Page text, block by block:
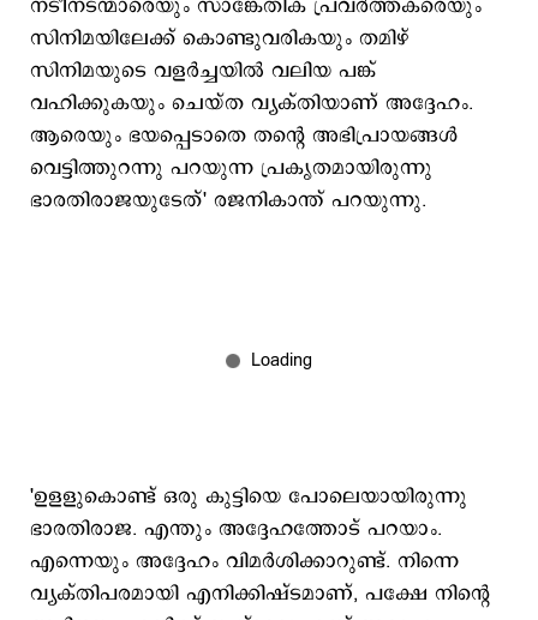
നടീനടന്മാരെയും സാങ്കേതിക പ്രവർത്തകരെയും
സിനിമയിലേക്ക് കൊണ്ടുവരികയും തമിഴ്
സിനിമയുടെ വളർച്ചയിൽ വലിയ പങ്ക്
വഹിക്കുകയും ചെയ്ത വ്യക്തിയാണ് അദ്ദേഹം.
ആരെയും ഭയപ്പെടാതെ തന്‍റെ അഭിപ്രായങ്ങൾ
വെട്ടിത്തുറന്നു പറയുന്ന പ്രകൃതമായിരുന്നു
ഭാരതിരാജയുടേത്' രജനികാന്ത് പറയുന്നു.
'ഉളളുകൊണ്ട് ഒരു കുട്ടിയെ പോലെയായിരുന്നു
ഭാരതിരാജ. എന്തും അദ്ദേഹത്തോട് പറയാം.
എന്നെയും അദ്ദേഹം വിമർശിക്കാറുണ്ട്. നിന്നെ
വ്യക്തിപരമായി എനിക്കിഷ്ടമാണ്, പക്ഷേ നിന്‍റെ